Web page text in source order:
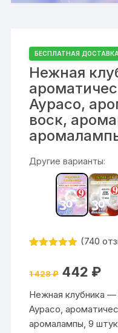
БЕСПЛАТНАЯ ДОСТАВКА
Нежная
Аурасо,
воск,
Другие варианты:
на основе
пользовате
лей
(740
1 428₽ цена
1
428 ₽.
442 ₽
Нежная клубника —
Аурасо,
аромалампы, 9 штук